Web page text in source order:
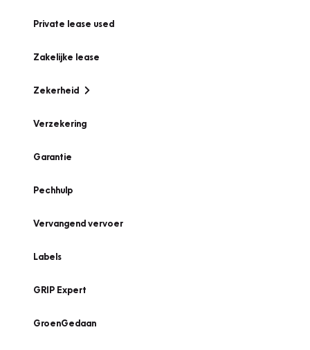
Private lease used
Zakelijke lease
Zekerheid
Verzekering
Garantie
Pechhulp
Vervangend vervoer
Labels
GRIP Expert
GroenGedaan